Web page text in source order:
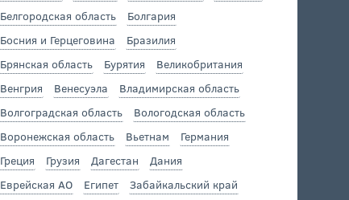
Белгородская область
Болгария
Босния и Герцеговина
Бразилия
Брянская область
Бурятия
Великобритания
Венгрия
Венесуэла
Владимирская область
Волгоградская область
Вологодская область
Воронежская область
Вьетнам
Германия
Греция
Грузия Дагестан
Дания
Еврейская АО
Египет
Забайкальский край